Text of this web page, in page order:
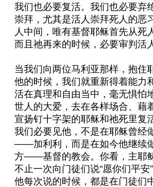
我们也必要复活。我们也必要弃
崇拜，尤其是活人崇拜死人的恶
人中间，唯有基督耶稣首先从死
而且祂再来的时候，必要审判活
当我们向两位马利亚那样，抱住
他的时候，我们就重新得着能力
活在真理和自由当中，毫无惧怕
世人的大爱，去在各样场合、藉
宣扬钉十字架的耶稣和祂死里复
我们必要见他，不是在耶稣曾经
——加利利，而是在如今他继续
方——基督的教会。你看，主耶
不止一次向门徒们说“愿你们平安
他每次说的时候，都是在门徒们